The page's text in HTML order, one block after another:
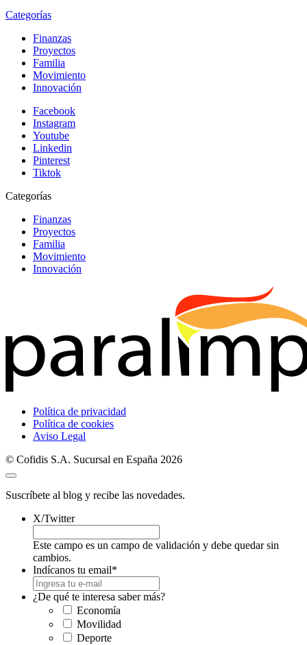
Categorías
Finanzas
Proyectos
Familia
Movimiento
Innovación
Facebook
Instagram
Youtube
Linkedin
Pinterest
Tiktok
Categorías
Finanzas
Proyectos
Familia
Movimiento
Innovación
Política de privacidad
Política de cookies
Aviso Legal
© Cofidis S.A. Sucursal en España 2026
Suscríbete al blog y recibe las novedades.
X/Twitter
Este campo es un campo de validación y debe quedar sin
cambios.
Indícanos tu email*
¿De qué te interesa saber más?
Economía
Movilidad
Deporte